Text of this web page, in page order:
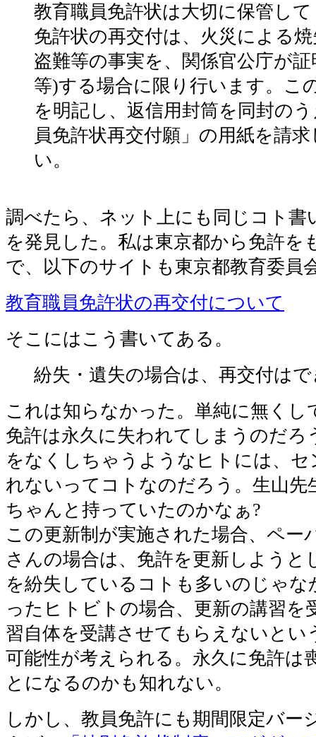
教育職員免許状は大切に保管し
免許状の再交付は、火災による
盗難等の事実を、関係官公庁が
等)する場合に限り行います。こ
を明記し、返信用封筒を同封の
員免許状再交付願」の用紙を請
い。
調べたら、ネット上にも同じコト書
を発見した。私は東京都から免許を
で、以下のサイトも東京都教育委員
教育職員免許状の再交付について
そこにはこう書いてある。
紛失・遺失の場合は、再交付は
これは知らなかった。単純に無くし
免許は永久に失われてしまうのだろ
をなくしちゃうようなヒトには、
れないってコトなのだろう。生山先
ちゃんと持っていたのかなぁ?
この更新制が実施された場合、ペー
さんの場合は、免許を更新しようと
を紛失しているコトも多いのじゃな
ったヒトビトの場合、更新の講習を
習自体を受講させてもらえないとい
可能性が考えられる。永久に免許は
とになるのかも知れない。
しかし、教員免許にも期間限定バー